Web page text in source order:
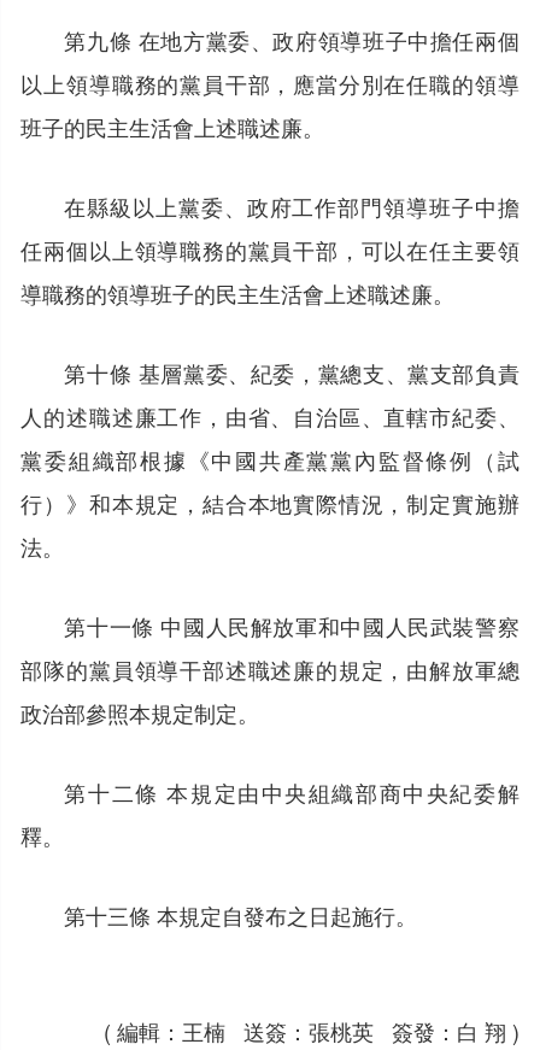
第九條 在地方黨委、政府領導班子中擔任兩個
以上領導職務的黨員干部，應當分別在任職的領導
班子的民主生活會上述職述廉。
在縣級以上黨委、政府工作部門領導班子中擔
任兩個以上領導職務的黨員干部，可以在任主要領
導職務的領導班子的民主生活會上述職述廉。
第十條 基層黨委、紀委，黨總支、黨支部負責
人的述職述廉工作，由省、自治區、直轄市紀委、
黨委組織部根據《中國共產黨黨內監督條例（試
行）》和本規定，結合本地實際情況，制定實施辦
法。
第十一條 中國人民解放軍和中國人民武裝警察
部隊的黨員領導干部述職述廉的規定，由解放軍總
政治部參照本規定制定。
第十二條 本規定由中央組織部商中央紀委解
釋。
第十三條 本規定自發布之日起施行。
( 編輯：王楠 送簽：張桃英 簽發：白 翔 )